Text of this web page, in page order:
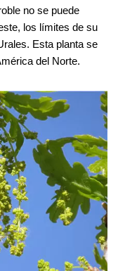
no se puede
los límites de su
Esta planta se
del Norte.